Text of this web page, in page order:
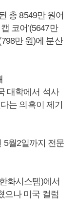
총 8549만 원어
코어’(5647만
만 원)에 분산
대학에서 석사
는 의혹이 제기
5월2일까지 전문
화시스템)에서
으나 미국 컬럼